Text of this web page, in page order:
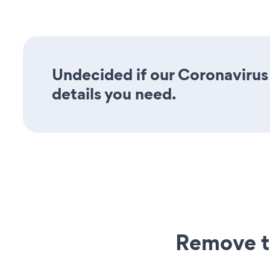
Undecided if our
details you need.
Remove